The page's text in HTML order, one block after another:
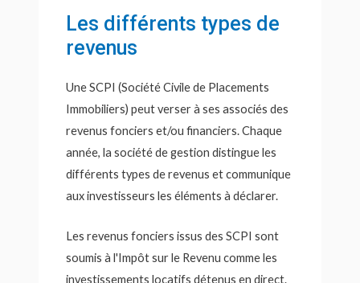
Les différents types de
revenus
Une SCPI (Société Civile de Placements
Immobiliers) peut verser à ses associés des
revenus fonciers et/ou financiers. Chaque
année, la société de gestion distingue les
différents types de revenus et communique
aux investisseurs les éléments à déclarer.
Les revenus fonciers issus des SCPI sont
soumis à l'Impôt sur le Revenu comme les
investissements locatifs détenus en direct.